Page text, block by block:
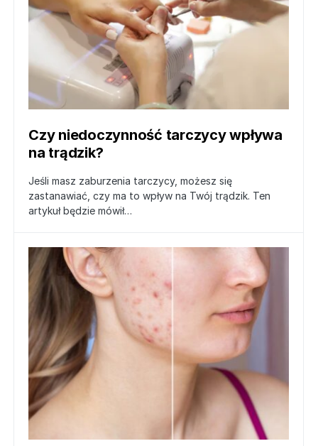
Czy niedoczynność tarczycy wpływa
na trądzik?
Jeśli masz zaburzenia tarczycy, możesz się
zastanawiać, czy ma to wpływ na Twój trądzik. Ten
artykuł będzie mówił…